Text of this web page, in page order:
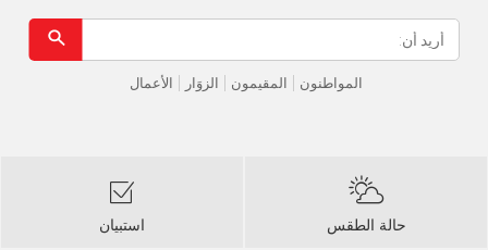
المواطنون المقيمون الزوَار الأعمال
استبيان حالة الطقس